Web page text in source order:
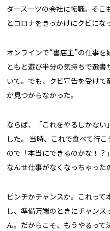
ダースーツの会社に転職。そ
とコロナをきっかけにクビにな
オンラインで“書店主”の仕事
ともと遊び半分の気持ちで選
いて。でも、クビ宣告を受け
が見つからなかった。
ならば、「これをやるしかな
した。 当時、これで食べて行
ので「本当にできるのかな！？
なんせ仕事がなくなっちゃった
ピンチかチャンスか。これっ
し、準備万端のときにチャン
ん。だからこそ、もうやるっ